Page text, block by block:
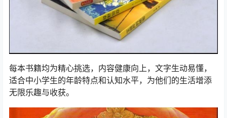
每本书籍均为精心挑选，内容健康向上，文字生动易懂，
适合中小学生的年龄特点和认知水平，为他们的生活增添
无限乐趣与收获。